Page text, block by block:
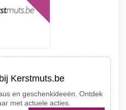
Kerstmuts.be
en geschenkideeën. Ontdek
met actuele acties.